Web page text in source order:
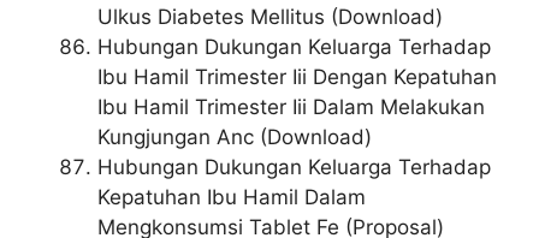
Ulkus Diabetes Mellitus (Download)
Hubungan Dukungan Keluarga Terhadap
Ibu Hamil Trimester Iii Dengan Kepatuhan
Ibu Hamil Trimester Iii Dalam Melakukan
Kungjungan Anc (Download)
Hubungan Dukungan Keluarga Terhadap
Kepatuhan Ibu Hamil Dalam
Mengkonsumsi Tablet Fe (Proposal)